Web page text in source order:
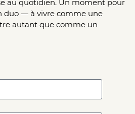
au quotidien. Un moment pour
duo — à vivre comme une
autant que comme un